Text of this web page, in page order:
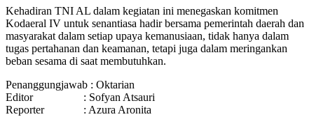
Kehadiran TNI AL dalam kegiatan ini menegaskan komitmen
Kodaeral IV untuk senantiasa hadir bersama pemerintah daerah dan
masyarakat dalam setiap upaya kemanusiaan, tidak hanya dalam
tugas pertahanan dan keamanan, tetapi juga dalam meringankan
beban sesama di saat membutuhkan.
Penanggungjawab : Oktarian
Editor : Sofyan Atsauri
Reporter : Azura Aronita